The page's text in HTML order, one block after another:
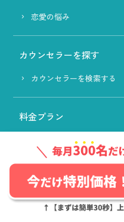
恋愛の悩み
カウンセラーを探す
カウンセラーを検索する
料金プラン
ココポ（ポイ活サービス
ココロシェア（感情分析